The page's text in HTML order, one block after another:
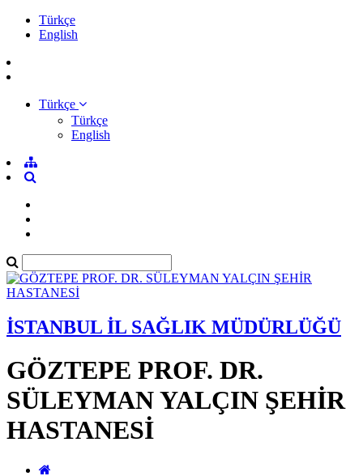
Türkçe
English
Türkçe
Türkçe
English
İSTANBUL İL SAĞLIK MÜDÜRLÜĞÜ
GÖZTEPE PROF. DR.
SÜLEYMAN YALÇIN ŞEHİR
HASTANESİ